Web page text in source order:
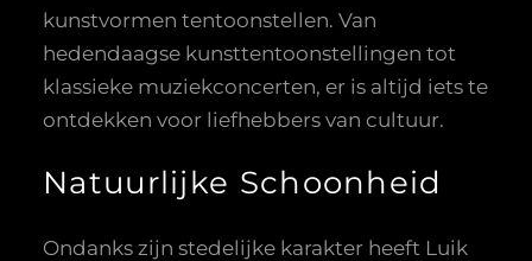
kunstvormen tentoonstellen. Van
hedendaagse kunsttentoonstellingen tot
klassieke muziekconcerten, er is altijd iets te
ontdekken voor liefhebbers van cultuur.
Natuurlijke Schoonheid
Ondanks zijn stedelijke karakter heeft Luik